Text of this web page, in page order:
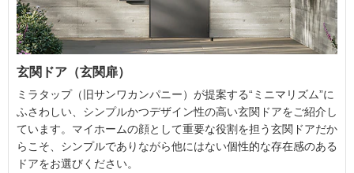
玄関ドア（玄関扉）
ミラタップ（旧サンワカンパニー）が提案する“ミニマリズム”に
ふさわしい、シンプルかつデザイン性の高い玄関ドアをご紹介し
ています。マイホームの顔として重要な役割を担う玄関ドアだか
らこそ、シンプルでありながら他にはない個性的な存在感のある
ドアをお選びください。